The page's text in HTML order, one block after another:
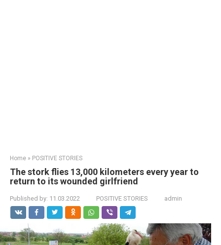
Home » POSITIVE STORIES
The stork flies 13,000 kilometers every year to
return to its wounded girlfriend
Published by: 11.03.2022 POSITIVE STORIES admin